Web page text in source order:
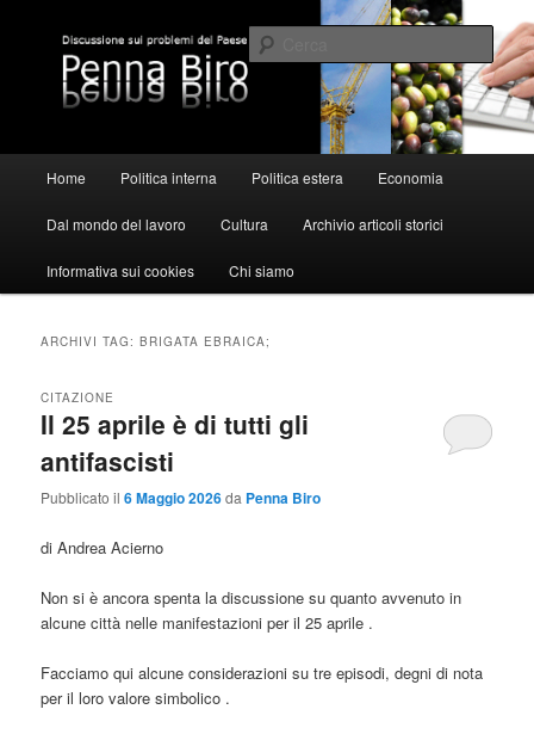
contenuto
principale
contenuto
secondarioPennabiro
Cerca
principale
Home Politica interna Politica estera Economia
Dal mondo del lavoro Cultura Archivio articoli storici
Informativa sui cookies Chi siamo
ARCHIVI TAG:BRIGATA EBRAICA;
Il 25 aprile è di tutti gli
antifascisti
CITAZIONE
Pubblicato il6 Maggio 2026da Penna Biro
di Andrea Acierno
Non si è ancora spenta la discussione su quanto avvenuto in
alcune città nelle manifestazioni per il 25 aprile .
Facciamo qui alcune considerazioni su tre episodi, degni di nota
per il loro valore simbolico .